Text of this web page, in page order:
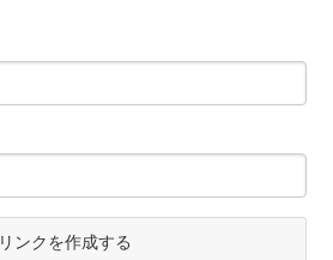
リンクを作成する